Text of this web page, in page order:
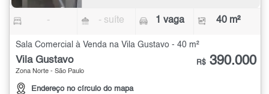
- - suíte 1 vaga 40 m²
Sala Comercial à Venda na Vila Gustavo - 40 m²
Vila Gustavo
Zona Norte - São Paulo
Endereço no círculo do mapa
R$ 390.000